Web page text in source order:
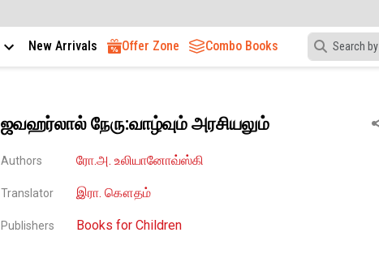
New Arrivals Offer Zone Combo Books
ஜவஹர்லால் நேரு:வாழ்வும் அரசியலும்
Authors ரோ.அ. உலியானோவ்ஸ்கி
Translator இரா. கௌதம்
Publishers Books for Children